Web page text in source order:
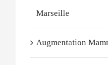
Marseille
Augmentation